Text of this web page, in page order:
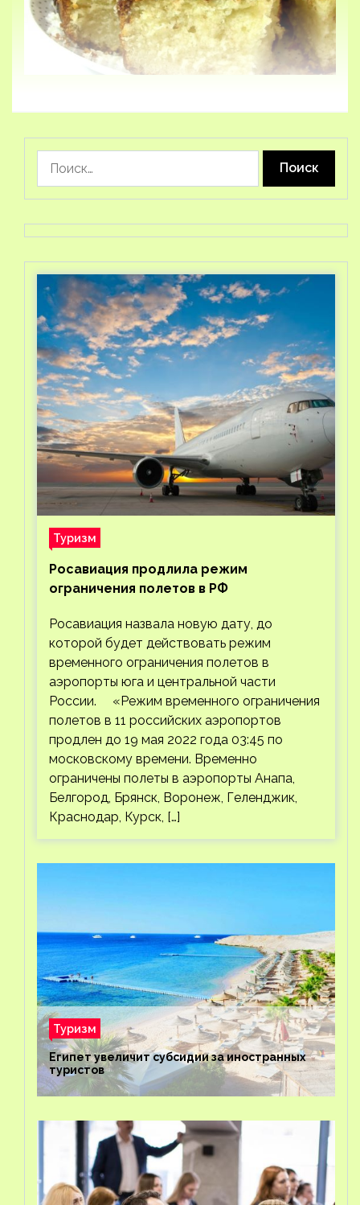
Туризм
Росавиация продлила режим
ограничения полетов в РФ
Росавиация назвала новую дату, до
которой будет действовать режим
временного ограничения полетов в
аэропорты юга и центральной части
России. «Режим временного ограничения
полетов в 11 российских аэропортов
продлен до 19 мая 2022 года 03:45 по
московскому времени. Временно
ограничены полеты в аэропорты Анапа,
Белгород, Брянск, Воронеж, Геленджик,
Краснодар, Курск, […]
Туризм
Египет увеличит субсидии за иностранных
туристов